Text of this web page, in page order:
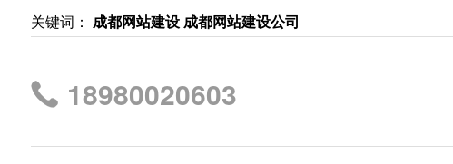
关键词： 成都网站建设成都网站建设公司
18980020603